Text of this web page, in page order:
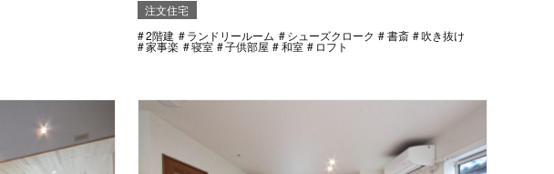
注文住宅
2階建
ランドリールーム シューズクローク 書斎 吹き抜け
家事楽 寝室 子供部屋 和室 ロフト